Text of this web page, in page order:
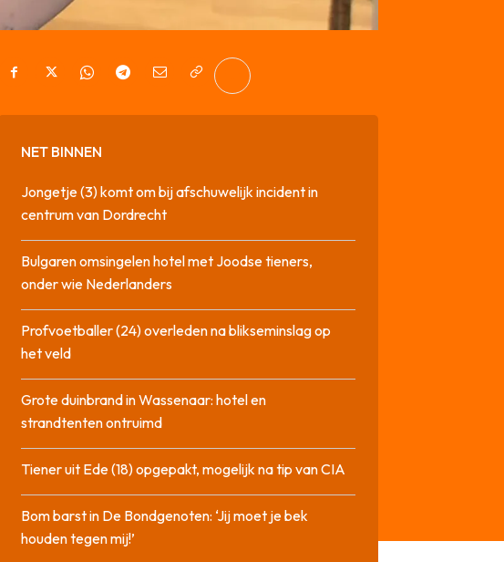
NET BINNEN
Jongetje (3) komt om bij afschuwelijk incident in
centrum van Dordrecht
Bulgaren omsingelen hotel met Joodse tieners,
onder wie Nederlanders
Profvoetballer (24) overleden na blikseminslag op
het veld
Grote duinbrand in Wassenaar: hotel en
strandtenten ontruimd
Tiener uit Ede (18) opgepakt, mogelijk na tip van CIA
Bom barst in De Bondgenoten: ‘Jij moet je bek
houden tegen mij!’